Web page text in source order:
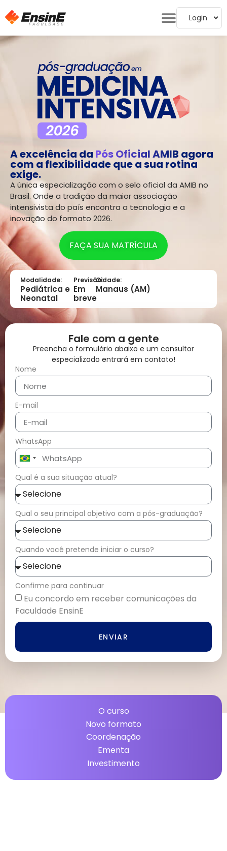
Login
A excelência da Pós Oficial AMIB agora
com a flexibilidade que a sua rotina
exige.
A única especialização com o selo oficial da AMIB no
Brasil. Onde a tradição da maior associação
intensivista do país encontra a tecnologia e a
inovação do formato 2026.
FAÇA SUA MATRÍCULA
Modalidade:
Pediátrica e
Neonatal
Cidade:
Manaus (AM)
Previsão:
Em
breve
Fale com a gente
Preencha o formulário abaixo e um consultor
especializado entrará em contato!
Nome
E-mail
WhatsApp
Brazil
+55
Qual é a sua situação atual?
Qual o seu principal objetivo com a pós-graduação?
Quando você pretende iniciar o curso?
Confirme para continuar
Eu concordo em receber comunicações da
Faculdade EnsinE
ENVIAR
O curso
Novo formato
Coordenação
Ementa
Investimento